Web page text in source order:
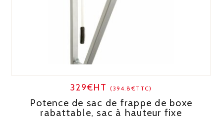
329€HT(394.8€TTC)
Potence de sac de frappe de boxe
rabattable, sac à hauteur fixe